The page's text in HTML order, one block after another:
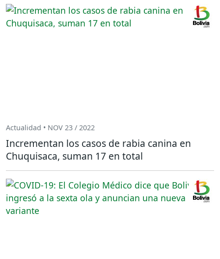
Actualidad • NOV 23 / 2022
Incrementan los casos de rabia canina en
Chuquisaca, suman 17 en total